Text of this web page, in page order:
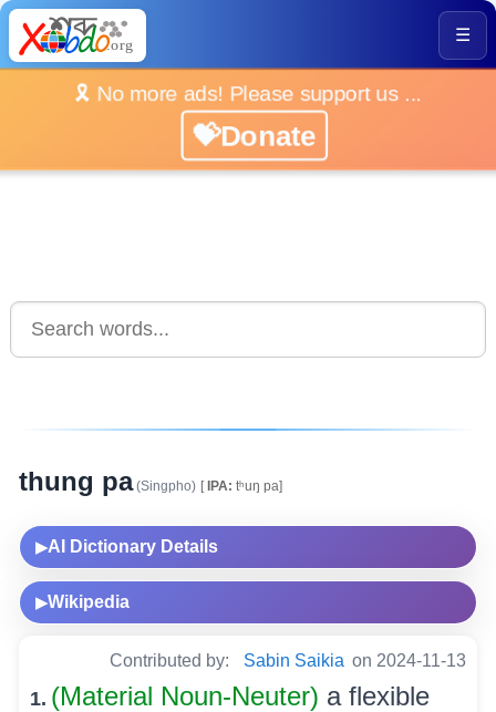
☰
🎗️ No more ads! Please support us ...
💝Donate
thung pa(Singpho) [IPA: tʰuŋ pa]
▶AI Dictionary Details
▶Wikipedia
Contributed by: Sabin Saikia on 2024-11-13
1. (Material Noun-Neuter) a flexible